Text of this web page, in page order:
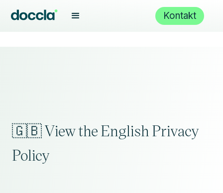
Kontakt
🇬🇧 View the English Privacy
Policy